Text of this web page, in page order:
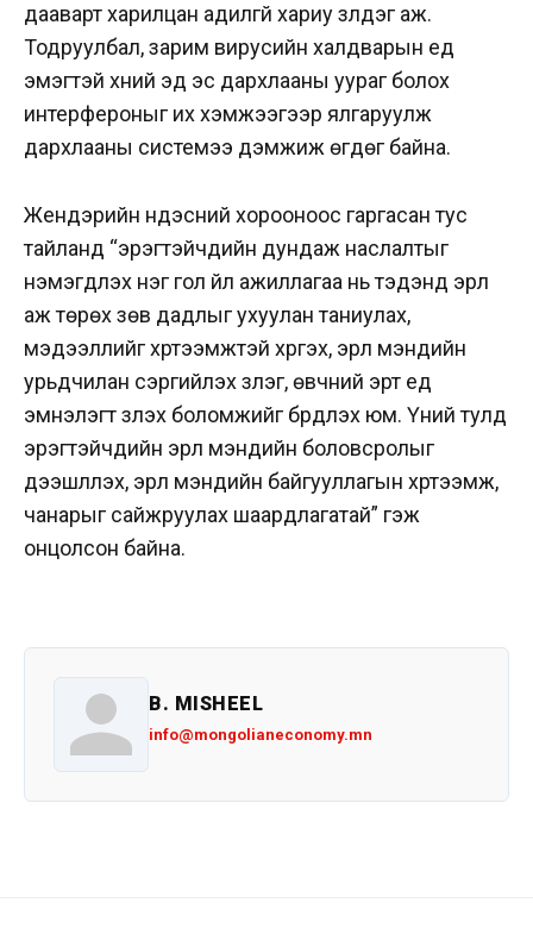
дааварт харилцан адилгүй хариу үзүүлдэг аж.
Тодруулбал, зарим вирусийн халдварын үед
эмэгтэй хүний эд эс дархлааны уураг болох
интерфероныг их хэмжээгээр ялгаруулж
дархлааны системээ дэмжиж өгдөг байна.
Жендэрийн үндэсний хорооноос гаргасан тус
тайланд “эрэгтэйчүүдийн дундаж наслалтыг
нэмэгдүүлэх нэг гол үйл ажиллагаа нь тэдэнд эрүүл
аж төрөх зөв дадлыг ухуулан таниулах,
мэдээллийг хүртээмжтэй хүргэх, эрүүл мэндийн
урьдчилан сэргийлэх үзлэг, өвчний эрт үед
эмнэлэгт үзүүлэх боломжийг бүрдүүлэх юм. Үүний тулд
эрэгтэйчүүдийн эрүүл мэндийн боловсролыг
дээшлүүлэх, эрүүл мэндийн байгууллагын хүртээмж,
чанарыг сайжруулах шаардлагатай” гэж
онцолсон байна.
B. MISHEEL
info@mongolianeconomy.mn